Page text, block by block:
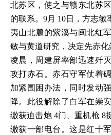
北苏区，使之与赣东北苏
的联系。9月 10日，方志
夷山北麓的紫溪与闽北红
敏与黄道研究，决定先赤化
凌晨，周建屏率部迅速歼
攻打赤石。赤石守军仗着
加紧围困办法，同时发动
降。此役解除了白军在崇
缴获迫击炮 4门、重机枪 8
缴获一部电台。这是红十